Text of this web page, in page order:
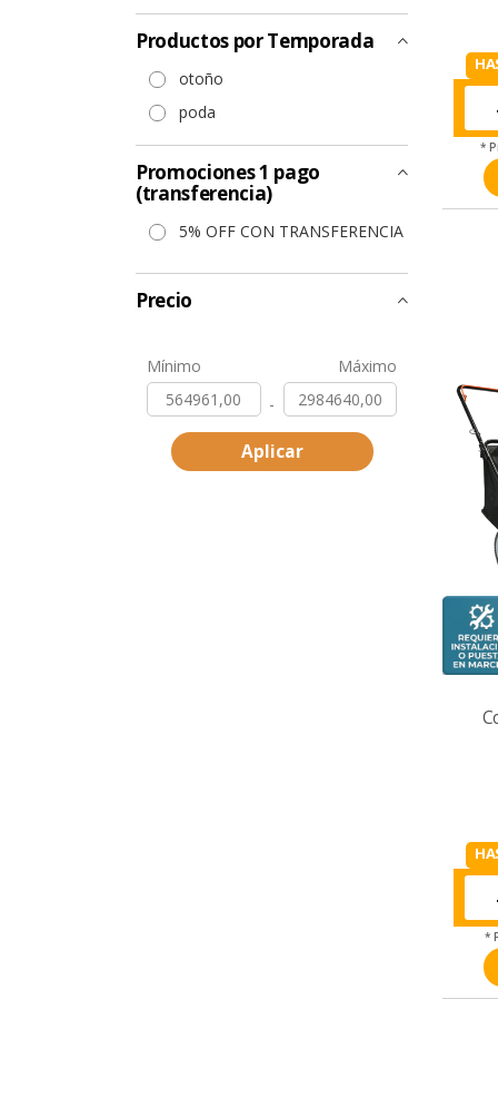
Productos por Temporada
otoño
poda
Promociones 1 pago
(transferencia)
5% OFF CON TRANSFERENCIA
Precio
Mínimo
Máximo
-
*
*